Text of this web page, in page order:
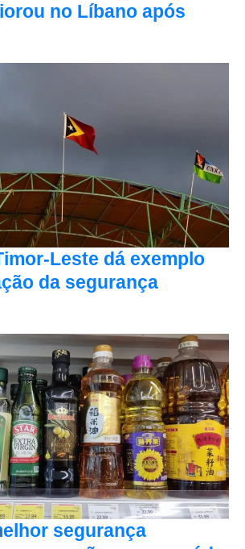
no Líbano após
Leste dá exemplo
da segurança
segurança